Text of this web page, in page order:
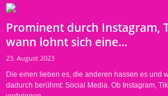
Prominent durch Instagram,
wann lohnt sich eine...
23. August 2023
Die einen lieben es, die anderen hassen es und
dadurch berühmt: Social Media. Ob Instagram,